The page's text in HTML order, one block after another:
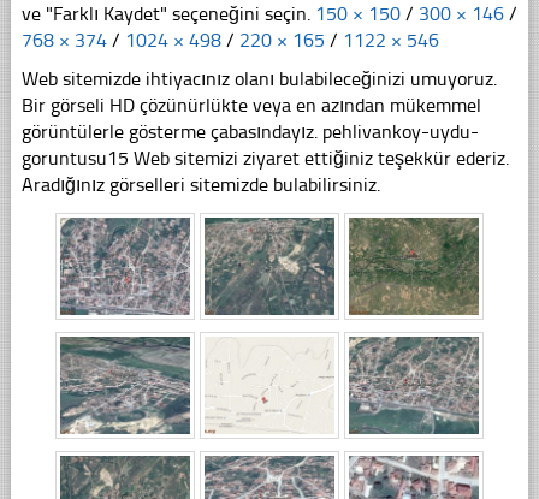
ve "Farklı Kaydet" seçeneğini seçin. 150 × 150 / 300 × 146 /
768 × 374 / 1024 × 498 / 220 × 165 / 1122 × 546
Web sitemizde ihtiyacınız olanı bulabileceğinizi umuyoruz.
Bir görseli HD çözünürlükte veya en azından mükemmel
görüntülerle gösterme çabasındayız. pehlivankoy-uydu-
goruntusu15 Web sitemizi ziyaret ettiğiniz teşekkür ederiz.
Aradığınız görselleri sitemizde bulabilirsiniz.